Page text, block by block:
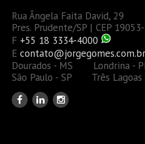
Rua Ângela Faita David, 29
Pres. Prudente/SP | CEP
F +55 18 3334-4000
E contato@jorgegomes.com.br
Dourados - MS Londrina -
São Paulo - SP Três Lagoas